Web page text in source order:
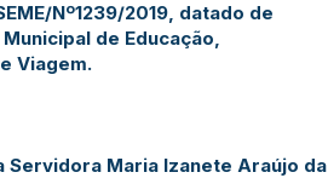
Nº1239/2019, datado de
de Educação,
Viagem.
Servidora Maria Izanete Araújo da